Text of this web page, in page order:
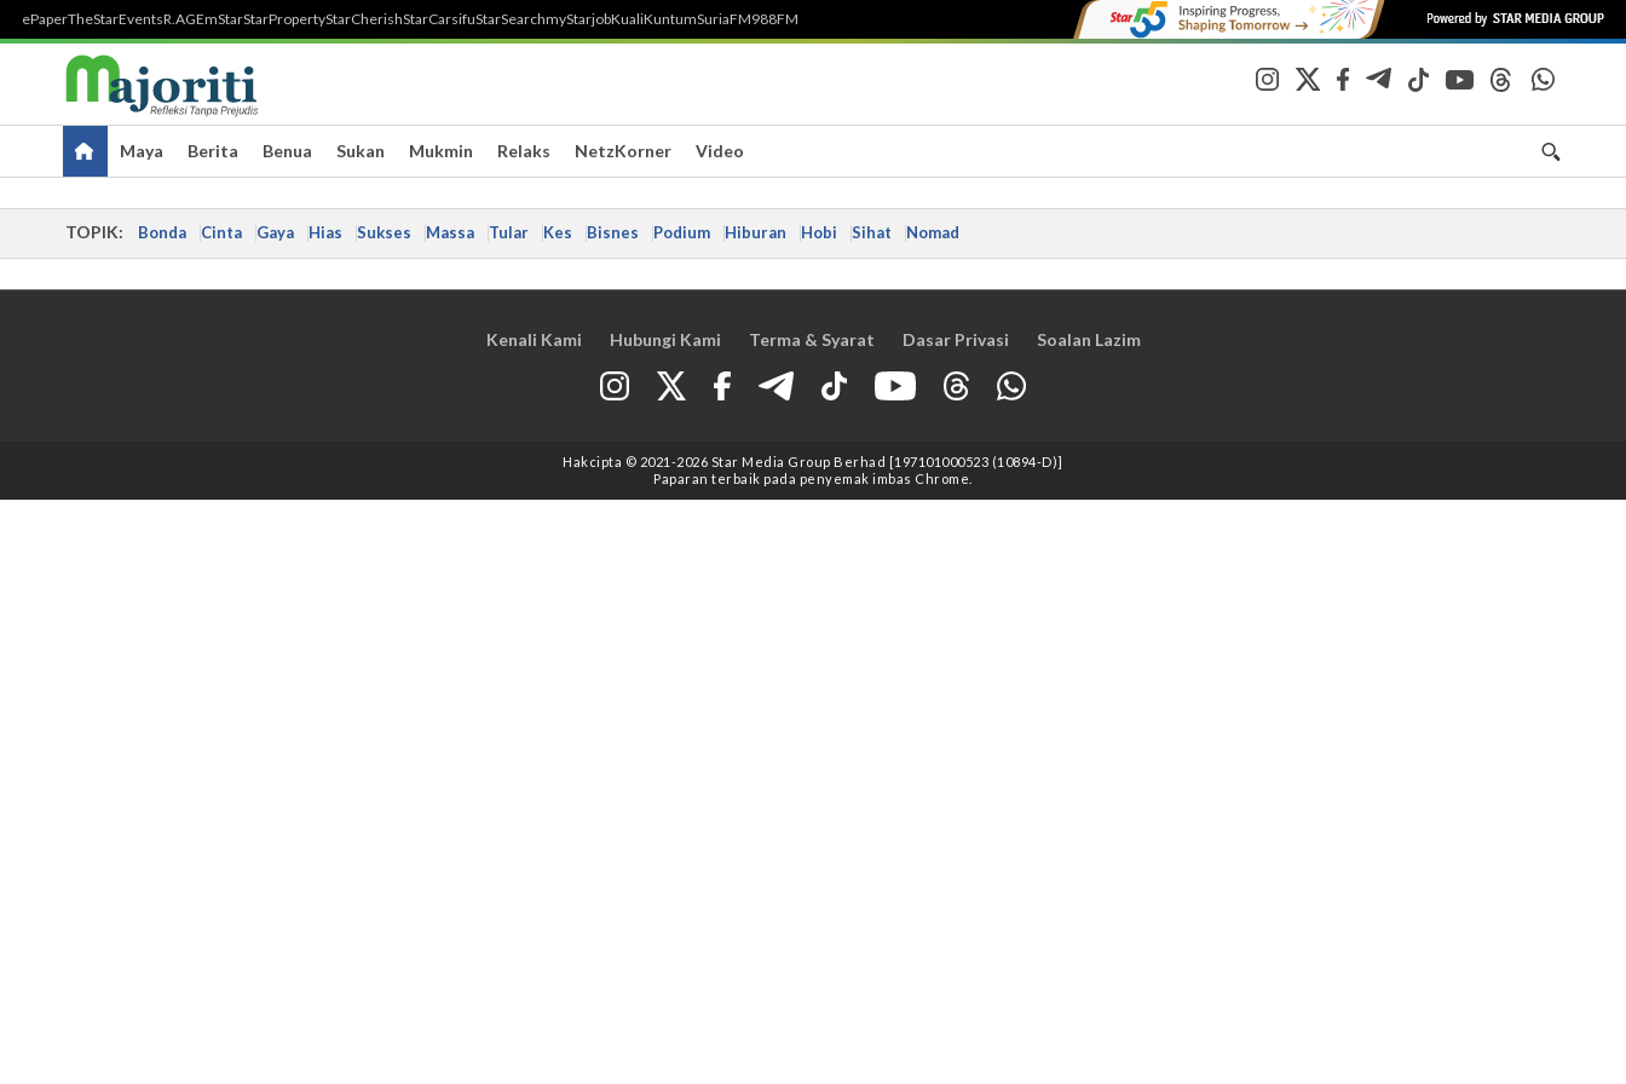
ePaperTheStarEventsR.AGEmStarStarPropertyStarCherishStarCarsifuStarSearchmyStarjobKualiKuntumSuriaFM988FM
Maya Berita Benua Sukan Mukmin Relaks NetzKorner Video
TOPIK: Bonda Cinta Gaya Hias Sukses Massa Tular Kes Bisnes Podium Hiburan Hobi Sihat Nomad
Kenali Kami Hubungi Kami Terma & Syarat Dasar Privasi Soalan Lazim
Hakcipta © 2021 -2026 Star Media Group Berhad [197101000523 (10894-D)]
Paparan terbaik pada penyemak imbas Chrome.